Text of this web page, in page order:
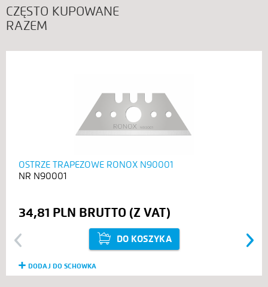
CZĘSTO KUPOWANE
RAZEM
Previous
OSTRZE TRAPEZOWE RONOX N90001
N90001
34,81 PLN
DO KOSZYKA
DODAJ DO SCHOWKA
Next